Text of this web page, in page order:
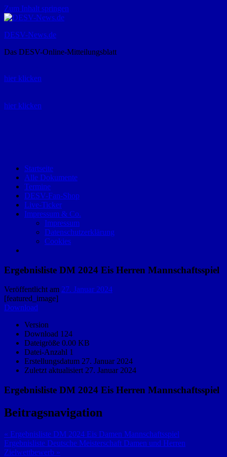
Zum Inhalt springen
DESV-News.de
Das DESV-Online-Mitteilungsblatt
hier klicken
hier klicken
Startseite
Alle Dokumente
Termine
DESV-Fan-Shop
Live-Ticker
Impressum & Co.
Impressum
Datenschutzerklärung
Cookies
Ergebnisliste DM 2024 Eis Herren Mannschaftsspiel
Veröffentlicht am 27. Januar 2024
[featured_image]
Download
Version
Download 124
Dateigröße 0.00 KB
Datei-Anzahl 1
Erstellungsdatum 27. Januar 2024
Zuletzt aktualisiert27. Januar 2024
Ergebnisliste DM 2024 Eis Herren Mannschaftsspiel
Beitragsnavigation
« Ergebnisliste DM 2024 Eis Damen Mannschaftsspiel
Ergebnisliste Deutsche Meisterschaft Damen und Herren
Zielwettbewerb »